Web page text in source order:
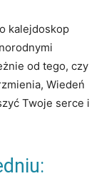
kalejdoskop
od tego, czy
Wiedeń‍
Twoje serce i